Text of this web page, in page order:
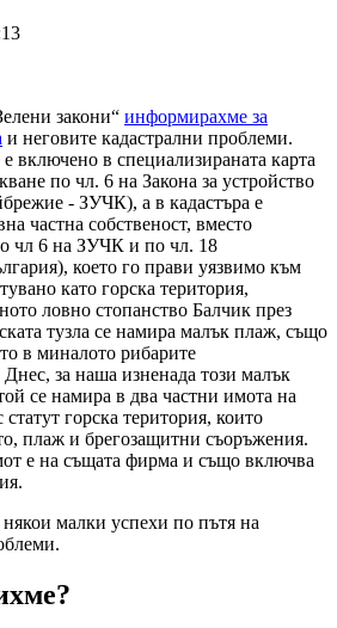
закони“ информирахме за
и неговите кадастрални проблеми.
включено в специализираната карта
по чл. 6 на Закона за устройство
- ЗУЧК), а в кадастъра е
частна собственост, вместо
чл 6 на ЗУЧК и по чл. 18
което го прави уязвимо към
като горска територия,
ловно стопанство Балчик през
тузла се намира малък плаж, също
в миналото рибарите
за наша изненада този малък
се намира в два частни имота на
горска територия, които
плаж и брегозащитни съоръжения.
е на същата фирма и също включва
малки успехи по пътя на